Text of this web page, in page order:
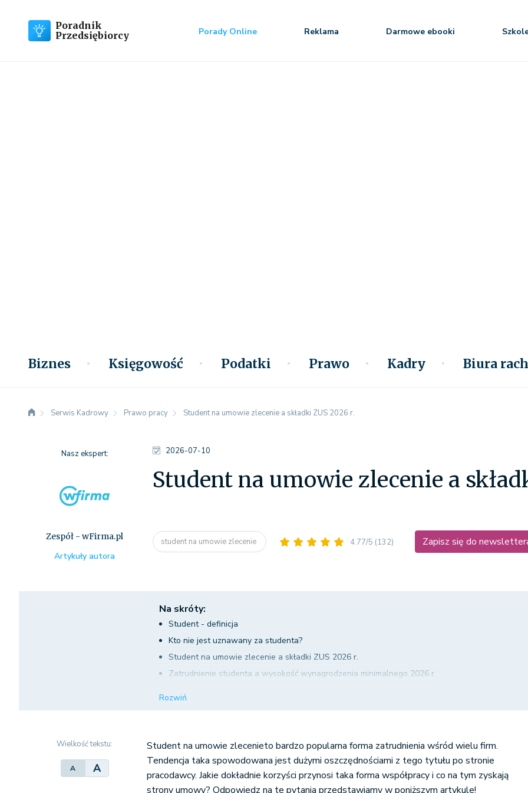
Poradnik
Przedsiębiorcy
Porady Online Reklama Darmowe ebooki
Biznes Księgowość Podatki Prawo Kadry Biura
Serwis Kadrowy Prawo pracy Student na umowie zlecenie a składki ZUS 2026 r.
2026-07-10
Student na umowie zlecenie a
student na umowie zlecenie 4.77/5 (132) Zapisz się do
Nasz ekspert:
Zespół - wFirma.pl
Artykuły autora
Na skróty:
Student - definicja
Kto nie jest uznawany za studenta?
Student na umowie zlecenie a składki ZUS 2026 r.
Zatrudnienie studenta a wysokość wynagrodzenia minimalnego 2026 r.
Rozwiń
Wielkość tekstu:
A A
Student na umowie zlecenieto bardzo popularna forma zatrudnienia wśród wielu firm.
Tendencja taka spowodowana jest dużymi oszczędnościami z tego tytułu po stronie
pracodawcy. Jakie dokładnie korzyści przynosi taka forma współpracy i co na tym zyskają
strony umowy? Odpowiedz na te pytania przedstawiamy w poniższym artykule!